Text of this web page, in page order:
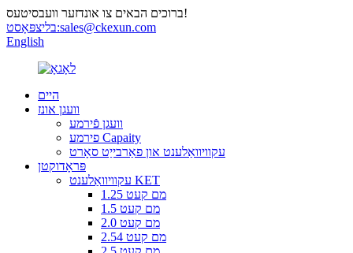
ברוכים הבאים צו אונדזער וועבסיטעס!
בליצפּאָסט:sales@ckexun.com
English
היים
וועגן אונז
וועגן פֿירמע
פירמע Capaity
עקוויוואַלענט און פאַרבייַט סאָרט
פּראָדוקטן
עקוויוואַלענט KET
1.25 מם קעט
1.5 מם קעט
2.0 מם קעט
2.54 מם קעט